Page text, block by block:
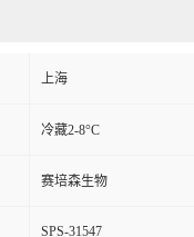
上海
冷藏2-8°C
赛培森生物
SPS-31547